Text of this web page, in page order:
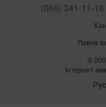
(066) 341-11-16
Повна
©
Інтернет-
Рус